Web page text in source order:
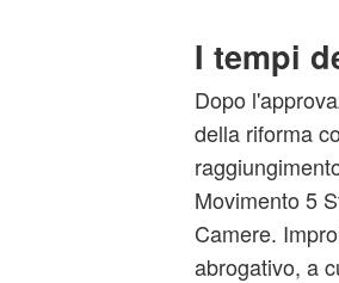
I tempi
Dopo
della riforma
Movimento 5
Camere.
abrogativo, a